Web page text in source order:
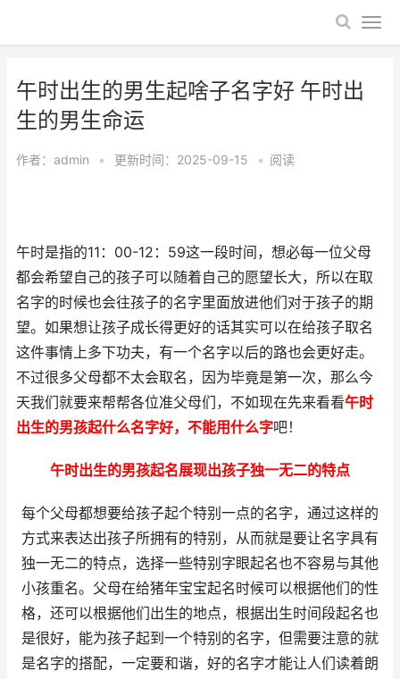
午时出生的男生起啥子名字好 午时出
生的男生命运
作者： admin • 更新时间：2025-09-15 • 阅读
午时是指的11：00-12：59这一段时间，想必每一位父母
都会希望自己的孩子可以随着自己的愿望长大，所以在取
名字的时候也会往孩子的名字里面放进他们对于孩子的期
望。如果想让孩子成长得更好的话其实可以在给孩子取名
这件事情上多下功夫，有一个名字以后的路也会更好走。
不过很多父母都不太会取名，因为毕竟是第一次，那么今
天我们就要来帮帮各位准父母们，不如现在先来看看午时
出生的男孩起什么名字好，不能用什么字吧！
午时出生的男孩起名展现出孩子独一无二的特点
每个父母都想要给孩子起个特别一点的名字，通过这样的
方式来表达出孩子所拥有的特别，从而就是要让名字具有
独一无二的特点，选择一些特别字眼起名也不容易与其他
小孩重名。父母在给猪年宝宝起名时候可以根据他们的性
格，还可以根据他们出生的地点，根据出生时间段起名也
是很好，能为孩子起到一个特别的名字，但需要注意的就
是名字的搭配，一定要和谐，好的名字才能让人们读着朗